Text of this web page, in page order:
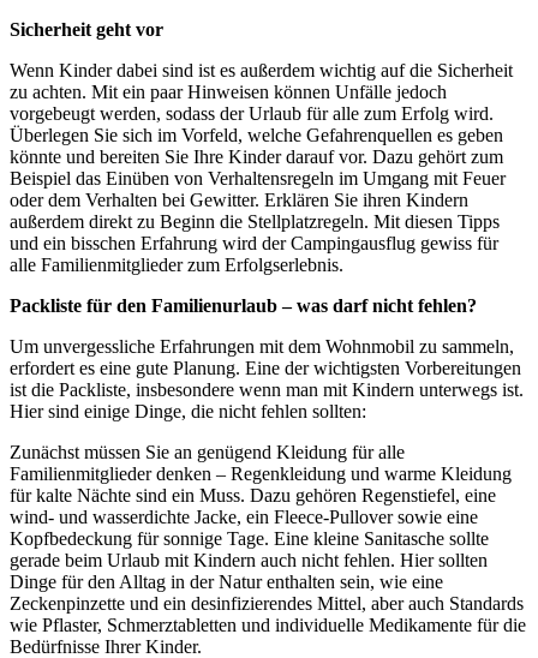
Sicherheit geht vor
Wenn Kinder dabei sind ist es außerdem wichtig auf die Sicherheit
zu achten. Mit ein paar Hinweisen können Unfälle jedoch
vorgebeugt werden, sodass der Urlaub für alle zum Erfolg wird.
Überlegen Sie sich im Vorfeld, welche Gefahrenquellen es geben
könnte und bereiten Sie Ihre Kinder darauf vor. Dazu gehört zum
Beispiel das Einüben von Verhaltensregeln im Umgang mit Feuer
oder dem Verhalten bei Gewitter. Erklären Sie ihren Kindern
außerdem direkt zu Beginn die Stellplatzregeln. Mit diesen Tipps
und ein bisschen Erfahrung wird der Campingausflug gewiss für
alle Familienmitglieder zum Erfolgserlebnis.
Packliste für den Familienurlaub – was darf nicht fehlen?
Um unvergessliche Erfahrungen mit dem Wohnmobil zu sammeln,
erfordert es eine gute Planung. Eine der wichtigsten Vorbereitungen
ist die Packliste, insbesondere wenn man mit Kindern unterwegs ist.
Hier sind einige Dinge, die nicht fehlen sollten:
Zunächst müssen Sie an genügend Kleidung für alle
Familienmitglieder denken – Regenkleidung und warme Kleidung
für kalte Nächte sind ein Muss. Dazu gehören Regenstiefel, eine
wind- und wasserdichte Jacke, ein Fleece-Pullover sowie eine
Kopfbedeckung für sonnige Tage. Eine kleine Sanitasche sollte
gerade beim Urlaub mit Kindern auch nicht fehlen. Hier sollten
Dinge für den Alltag in der Natur enthalten sein, wie eine
Zeckenpinzette und ein desinfizierendes Mittel, aber auch Standards
wie Pflaster, Schmerztabletten und individuelle Medikamente für die
Bedürfnisse Ihrer Kinder.